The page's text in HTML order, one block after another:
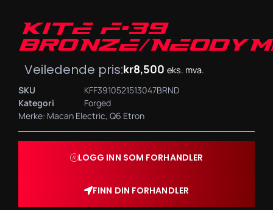
KITE F-39
BRONZE/
Veiledende pris:kr8,500 eks. mva.
SKU
KFF3910521513047BRND
Kategori
Forged
Merke: Macan Electric, Q6 Etron
LOGG INN SOM FORHANDLER
FINN DIN FORHANDLER